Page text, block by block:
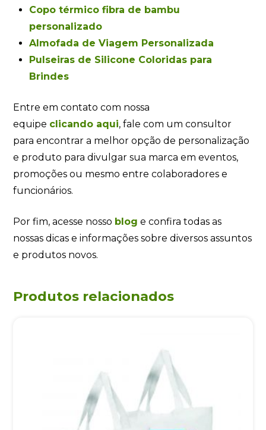
Copo térmico fibra de bambu
personalizado
Almofada de Viagem Personalizada
Pulseiras de Silicone Coloridas para
Brindes
Entre em contato com nossa
equipe clicando aqui, fale com um consultor
para encontrar a melhor opção de personalização
e produto para divulgar sua marca em eventos,
promoções ou mesmo entre colaboradores e
funcionários.
Por fim, acesse nosso blog e confira todas as
nossas dicas e informações sobre diversos assuntos
e produtos novos.
Produtos relacionados